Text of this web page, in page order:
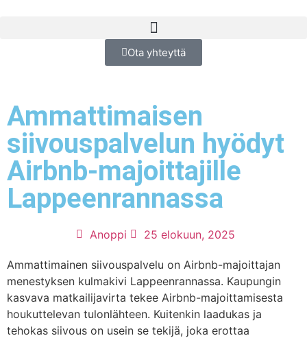
Ota yhteyttä
Ammattimaisen
siivouspalvelun hyödyt
Airbnb-majoittajille
Lappeenrannassa
Anoppi 25 elokuun, 2025
Ammattimainen siivouspalvelu on Airbnb-majoittajan
menestyksen kulmakivi Lappeenrannassa. Kaupungin
kasvava matkailijavirta tekee Airbnb-majoittamisesta
houkuttelevan tulonlähteen. Kuitenkin laadukas ja
tehokas siivous on usein se tekijä, joka erottaa